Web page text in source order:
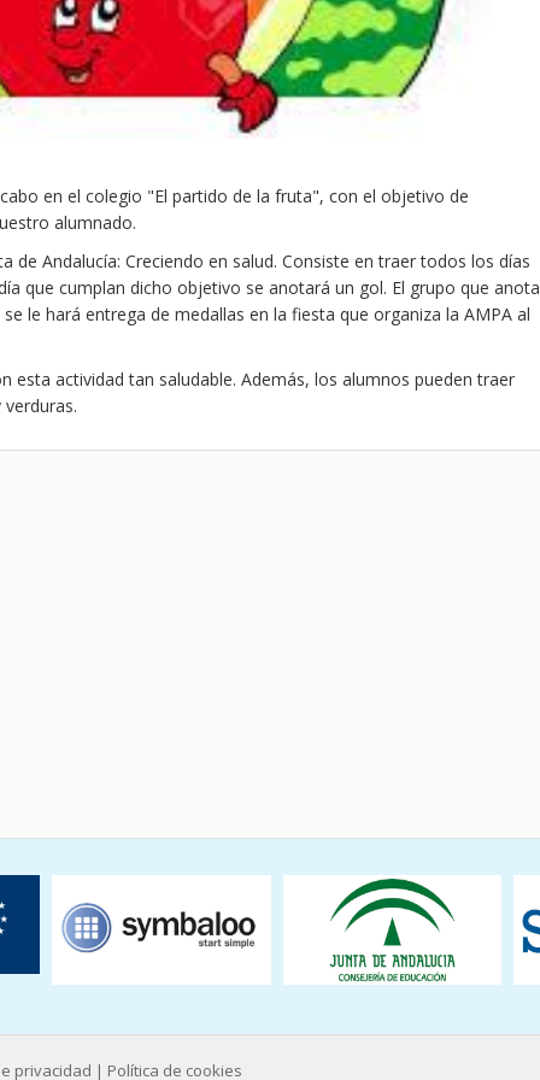
en el colegio "El partido de la fruta", con el objetivo de
alumnado.
de Andalucía: Creciendo en salud. Consiste en traer todos los días
que cumplan dicho objetivo se anotará un gol. El grupo que anota
le hará entrega de medallas en la fiesta que organiza la AMPA al
esta actividad tan saludable. Además, los alumnos pueden traer
privacidad | Política de cookies